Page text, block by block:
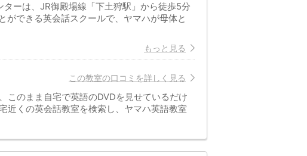
ーは、JR御殿場線「下土狩駅」から徒歩5分
ができる英会話スクールで、ヤマハが母体と
もっと見る
この教室の口コミを詳しく見る
このまま自宅で英語のDVDを見せているだけ
近くの英会話教室を検索し、ヤマハ英語教室